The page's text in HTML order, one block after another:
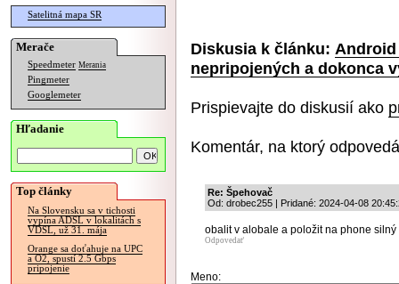
Satelitná mapa SR
Merače
Speedmeter Merania
Pingmeter
Googlemeter
Hľadanie
Top články
Na Slovensku sa v tichosti
vypína ADSL v lokalitách s
VDSL, už 31. mája
Orange sa doťahuje na UPC
a O2, spustí 2.5 Gbps
pripojenie
Diskusia k článku:
nepripojených a dokonca
Prispievajte do diskusií ako
Komentár, na ktorý
Re: Špehovač
Od: drobec255 | Pridané: 2024-04-08
obalit v alobale a položit na phone silný
Odpovedať
Meno: